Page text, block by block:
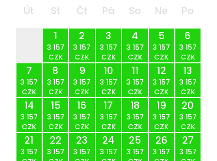
Út St Čt Pá So Ne
Po
1
3 157
CZK
2
3 157
CZK
3
3 157
CZK
4
3 157
CZK
5
3 157
CZK
6
3 157
CZK
7
3 157
CZK
8
3 157
CZK
9
3 157
CZK
10
3 157
CZK
11
3 157
CZK
12
3 157
CZK
13
3 157
CZK
14
3 157
CZK
15
3 157
CZK
16
3 157
CZK
17
3 157
CZK
18
3 157
CZK
19
3 157
CZK
20
3 157
CZK
21
3 157
22
3 157
23
3 157
24
3 157
25
3 157
26
3 157
27
3 157